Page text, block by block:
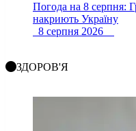
Погода на 8 серпня:
накриють Україну
8 серпня 2026
ЗДОРОВ'Я